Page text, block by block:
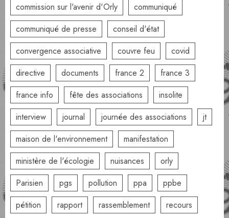
commission sur l'avenir d'Orly
communiqué
communiqué de presse
conseil d'état
convergence associative
couvre feu
covid
directive
documents france 2
france 3
france info
fête des associations
insolite
interview
journal journée des associations
jt
maison de l'environnement
manifestation
ministère de l'écologie
nuisances
orly
Parisien
pgs pollution ppa
ppbe
pétition
rapport rassemblement recours